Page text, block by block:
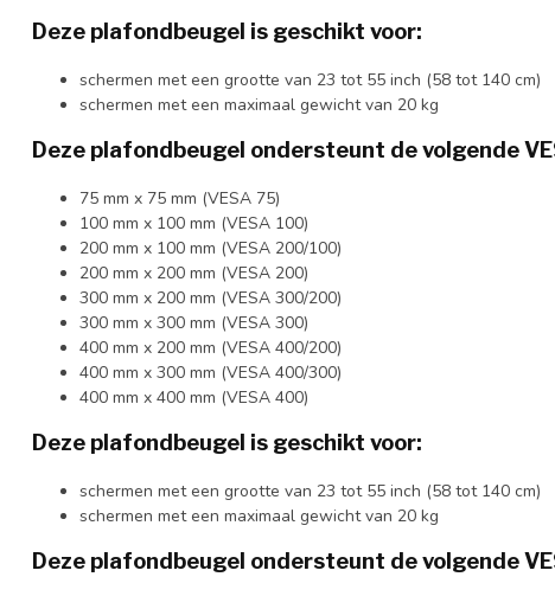
Deze plafondbeugel is geschikt voor:
schermen met een grootte van 23 tot 55 inch (58 tot 140 cm)
schermen met een maximaal gewicht van 20 kg
Deze plafondbeugel ondersteunt de volgende
75 mm x 75 mm (VESA 75)
100 mm x 100 mm (VESA 100)
200 mm x 100 mm (VESA 200/100)
200 mm x 200 mm (VESA 200)
300 mm x 200 mm (VESA 300/200)
300 mm x 300 mm (VESA 300)
400 mm x 200 mm (VESA 400/200)
400 mm x 300 mm (VESA 400/300)
400 mm x 400 mm (VESA 400)
Deze plafondbeugel is geschikt voor:
schermen met een grootte van 23 tot 55 inch (58 tot 140 cm)
schermen met een maximaal gewicht van 20 kg
Deze plafondbeugel ondersteunt de volgende